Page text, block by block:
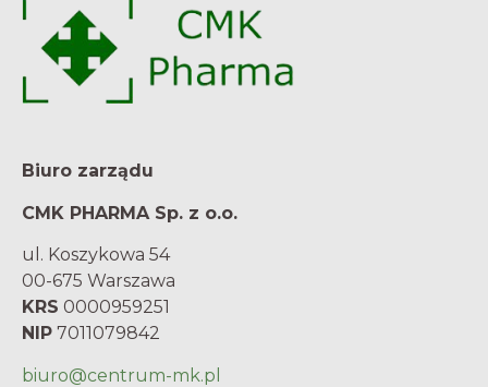
Biuro zarządu
CMK PHARMA Sp. z o.o.
ul. Koszykowa 54
00-675 Warszawa
KRS 0000959251
NIP 7011079842
biuro@centrum-mk.pl